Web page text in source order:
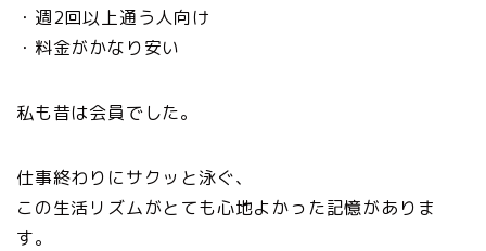
・週2回以上通う人向け
・料金がかなり安い
私も昔は会員でした。
仕事終わりにサクッと泳ぐ、
この生活リズムがとても心地よかった記憶がありま
す。